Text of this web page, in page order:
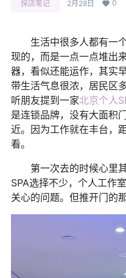
探店笔记 2月28日 0
生活中很多人都有一
现的，而是一点一点堆出
器，看似还能运作，其实
带生活气息很浓，居民区
听朋友提到一家北京个人
是连锁品牌，没有大面积
近。因为工作就在丰台，
看。
第一次去的时候心里
SPA选择不少，个人工作
关心的问题。但推开门的